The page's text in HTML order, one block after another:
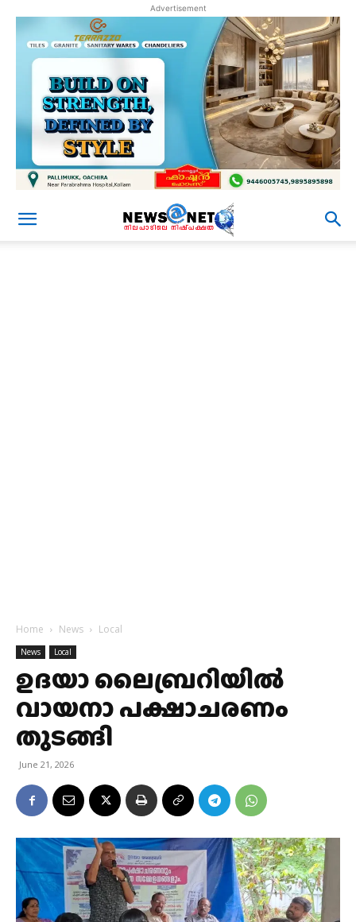
Advertisement
Home News Local
News Local
ഉദയാ ലൈബ്രറിയിൽ
വായനാ പക്ഷാചരണം
തുടങ്ങി
June 21, 2026